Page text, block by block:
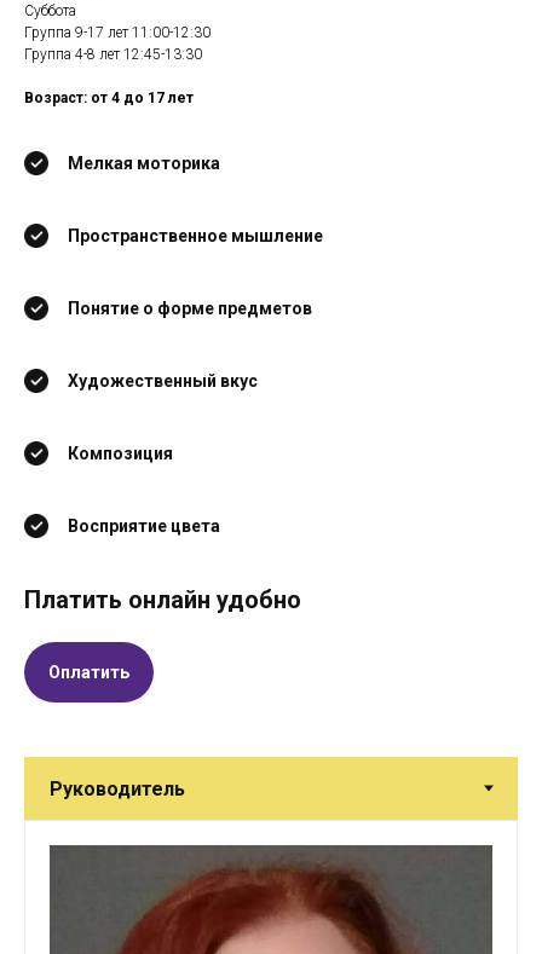
Суббота
Группа 9-17 лет 11:00-12:30
Группа 4-8 лет 12:45-13:30
Возраст: от 4 до 17 лет
Мелкая моторика
Пространственное мышление
Понятие о форме предметов
Художественный вкус
Композиция
Восприятие цвета
Платить онлайн удобно
Оплатить